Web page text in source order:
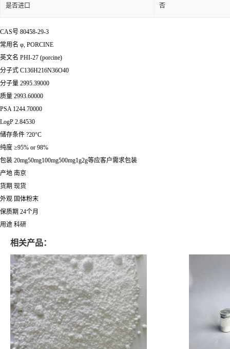
是否进口 否
CAS号 80458-29-3
常用名 φ, PORCINE
英文名 PHI-27 (porcine)
分子式 C136H216N36O40
分子量 2995.39000
质量 2993.60000
PSA 1244.70000
LogP 2.84530
储存条件 ?20°C
纯度 ≥95% or 98%
包装 20mg50mg100mg500mg1g2g等应客户需求包装
产地 南京
货期 现货
外观 固体粉末
保质期 24个月
用途 科研
相关产品：